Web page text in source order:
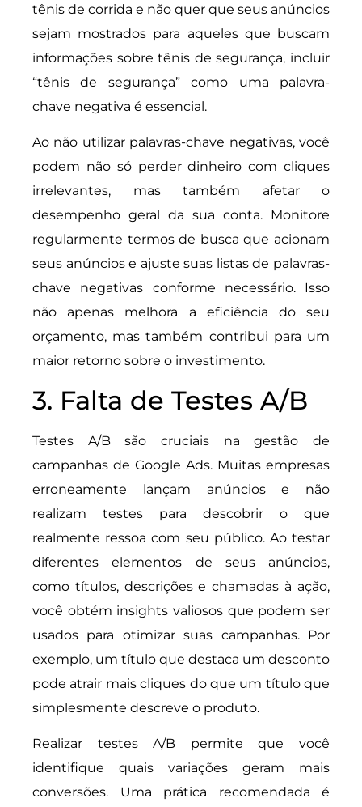
tênis de corrida e não quer que seus anúncios
sejam mostrados para aqueles que buscam
informações sobre tênis de segurança, incluir
“tênis de segurança” como uma palavra-
chave negativa é essencial.
Ao não utilizar palavras-chave negativas, você
podem não só perder dinheiro com cliques
irrelevantes, mas também afetar o
desempenho geral da sua conta. Monitore
regularmente termos de busca que acionam
seus anúncios e ajuste suas listas de palavras-
chave negativas conforme necessário. Isso
não apenas melhora a eficiência do seu
orçamento, mas também contribui para um
maior retorno sobre o investimento.
3. Falta de Testes A/B
Testes A/B são cruciais na gestão de
campanhas de Google Ads. Muitas empresas
erroneamente lançam anúncios e não
realizam testes para descobrir o que
realmente ressoa com seu público. Ao testar
diferentes elementos de seus anúncios,
como títulos, descrições e chamadas à ação,
você obtém insights valiosos que podem ser
usados para otimizar suas campanhas. Por
exemplo, um título que destaca um desconto
pode atrair mais cliques do que um título que
simplesmente descreve o produto.
Realizar testes A/B permite que você
identifique quais variações geram mais
conversões. Uma prática recomendada é